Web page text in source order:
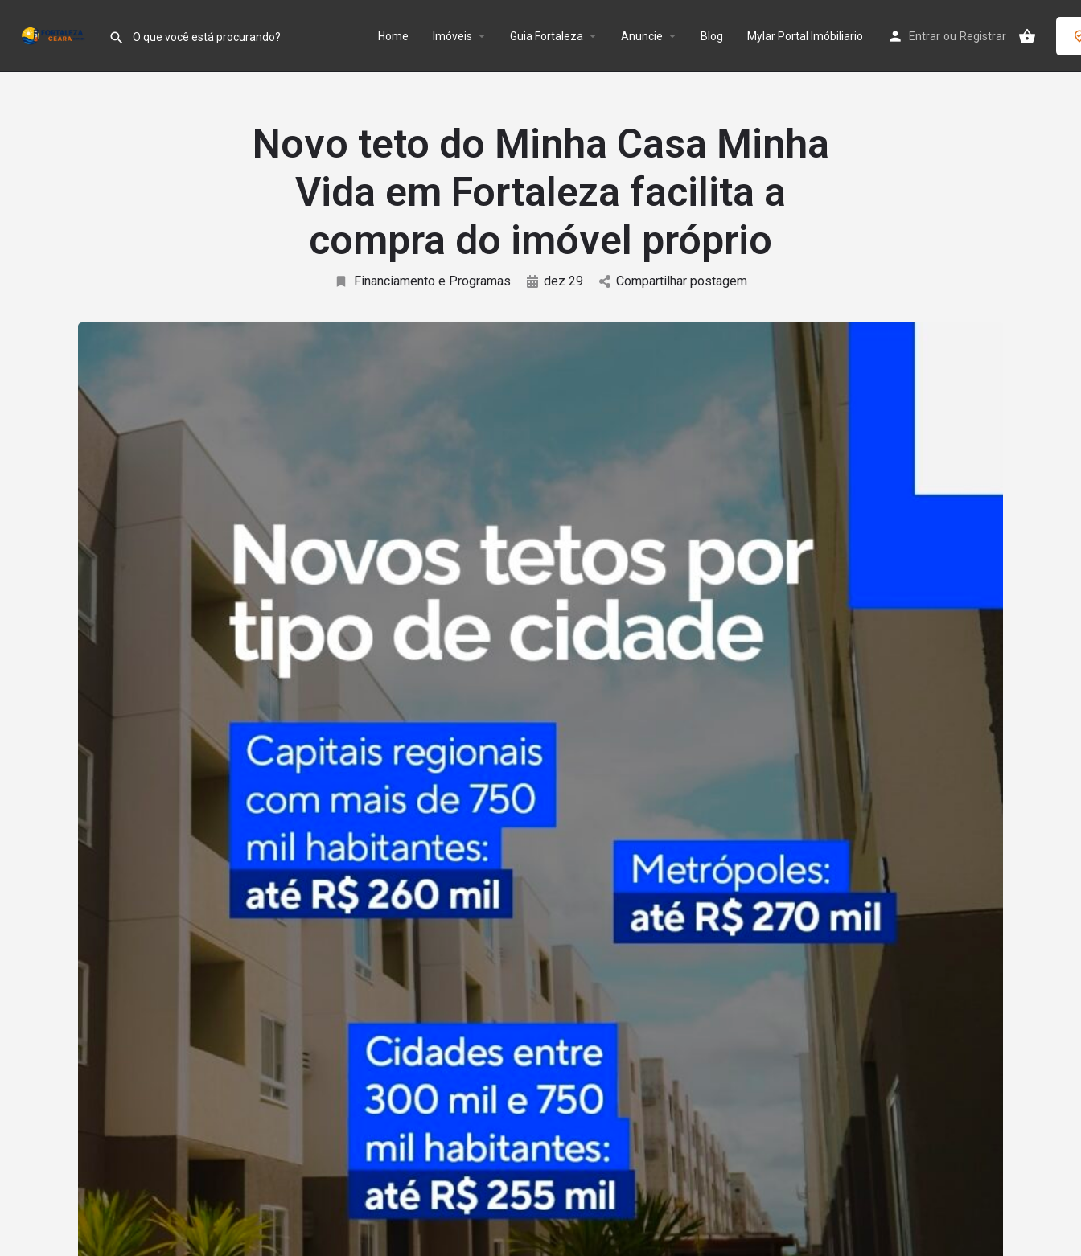
Home Imóveis Guia Fortaleza Anuncie Blog Mylar Portal Imóbiliario Entrar ou Registrar
Novo teto do Minha Casa Minha
Vida em Fortaleza facilita a
compra do imóvel próprio
Financiamento e Programas dez 29 Compartilhar postagem